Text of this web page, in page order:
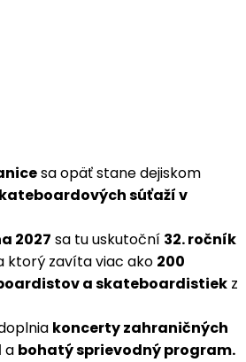
sa opäť stane dejiskom
súťaží v
2027 sa tu uskutoční 32. ročník
ktorý zavíta viac ako 200
a skateboardistiek z
koncerty zahraničných
a bohatý sprievodný program.